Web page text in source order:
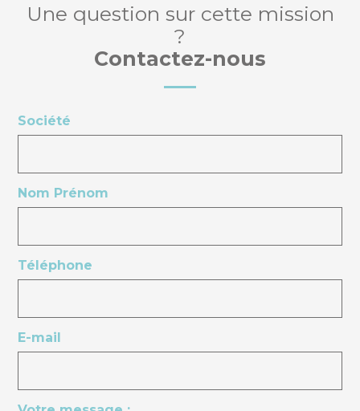
Une question sur cette mission
?
Contactez-nous
Société
Nom Prénom
Téléphone
E-mail